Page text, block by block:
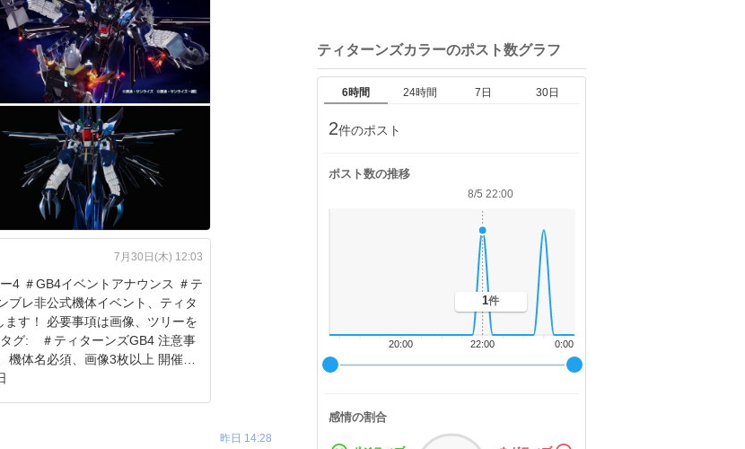
7月30日(木) 12:03
4 ＃GB4イベントアナウンス ＃テ
ブレ非公式機体イベント、ティタ
ます！ 必要事項は画像、ツリーを
タグ: ＃ティターンズGB4 注意事
機体名必須、画像3枚以上 開催
昨日 14:28
ティターンズカラーのポスト数グラフ
6時間 24時間 7日 30日
2件のポスト
ポスト数の推移
0:00
22:00
20:00
8/5 22:00
1件
感情の割合